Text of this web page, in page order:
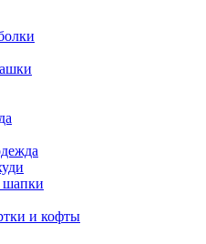
шапки
и кофты